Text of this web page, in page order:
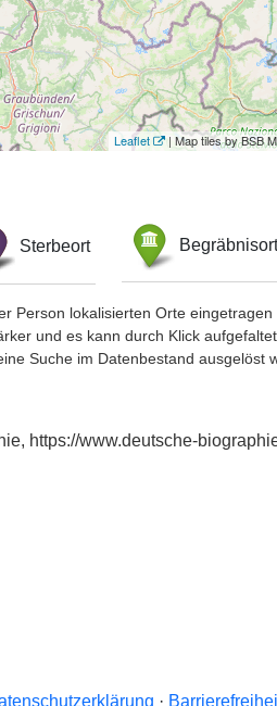
Leaflet | Map tiles by BSB
Sterbeort Begräbnisort
Person lokalisierten Orte
und es kann durch Klick
Suche im Datenbestand ausgelöst
https://www.deutsche-
·